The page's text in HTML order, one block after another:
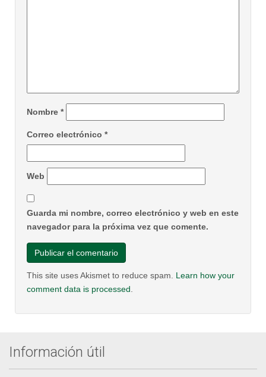
Nombre *
Correo electrónico *
Web
Guarda mi nombre, correo electrónico y web en este
navegador para la próxima vez que comente.
This site uses Akismet to reduce spam. Learn how your
comment data is processed
Información útil